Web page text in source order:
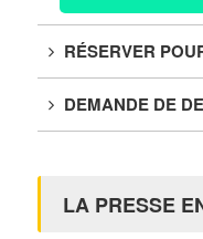
RÉSERVER
DEMANDE DE
LA PRESSE